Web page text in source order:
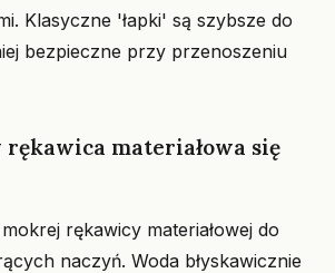
Klasyczne 'łapki' są szybsze do
bezpieczne przy przenoszeniu
rękawica materiałowa się
rękawicy materiałowej do
naczyń. Woda błyskawicznie